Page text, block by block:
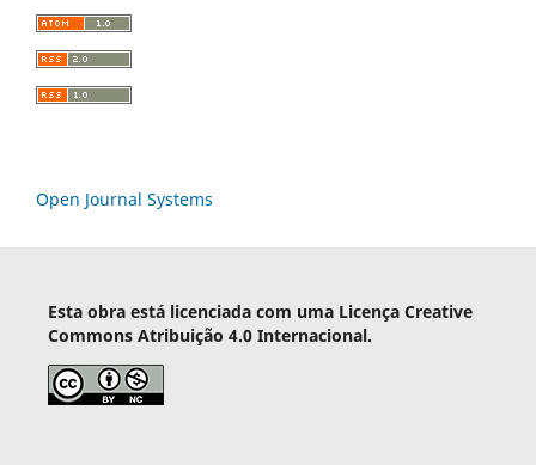
Open Journal Systems
Esta obra está licenciada com uma Licença Creative
Commons Atribuição 4.0 Internacional.